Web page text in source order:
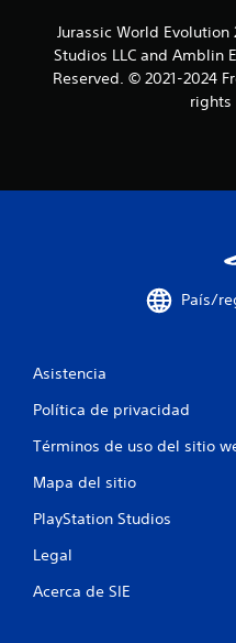
Jurassic World Evolution
Studios LLC and Amblin
Reserved. © 2021-2024
rights
País/
Asistencia
Política de privacidad
Términos de uso del sitio
Mapa del sitio
PlayStation Studios
Legal
Acerca de SIE